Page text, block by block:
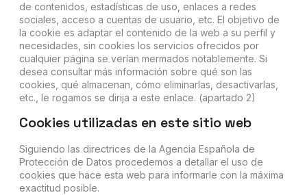
de contenidos, estadísticas de uso, enlaces a redes
sociales, acceso a cuentas de usuario, etc. El objetivo de
la cookie es adaptar el contenido de la web a su perfil y
necesidades, sin cookies los servicios ofrecidos por
cualquier página se verían mermados notablemente. Si
desea consultar más información sobre qué son las
cookies, qué almacenan, cómo eliminarlas, desactivarlas,
etc., le rogamos se dirija a este enlace. (apartado 2)
Cookies utilizadas en este sitio web
Siguiendo las directrices de la Agencia Española de
Protección de Datos procedemos a detallar el uso de
cookies que hace esta web para informarle con la máxima
exactitud posible.